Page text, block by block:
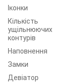
Іконки
Кількість
ущільнюючих
контурів
Наповнення
Замки
Девіатор